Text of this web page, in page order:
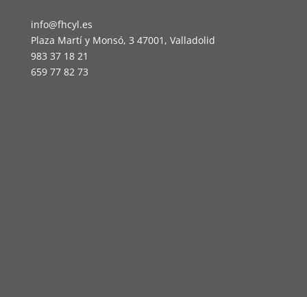
info@fhcyl.es
Plaza Martí y Monsó, 3 47001, Valladolid
983 37 18 21
659 77 82 73